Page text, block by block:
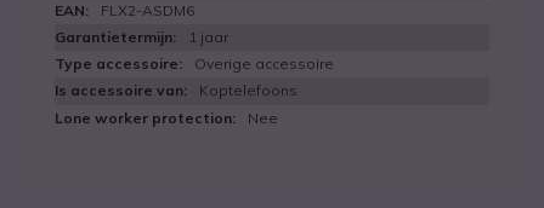
FLX2-ASDM6
1 jaar
Overige accessoire
Koptelefoons
Nee